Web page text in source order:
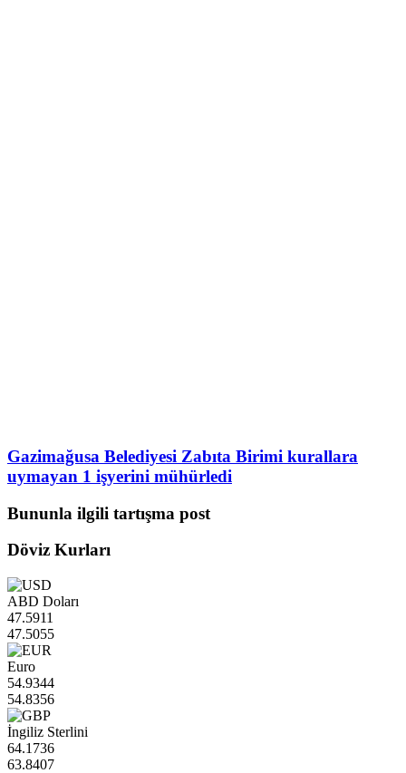
Gazimağusa Belediyesi Zabıta Birimi kurallara
uymayan 1 işyerini mühürledi
Bununla ilgili tartışma post
Döviz Kurları
ABD Doları
47.5911
47.5055
Euro
54.9344
54.8356
İngiliz Sterlini
64.1736
63.8407